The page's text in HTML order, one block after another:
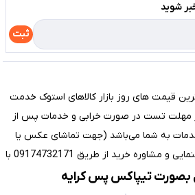
شوید
ثبت
قیمت های روز بازار کالاهای استوک خدمت
همراه با 7 روز مهلت تست در صورت خرابی و خدمات پس از
به شما می‌باشد (جهت تماشای عکس یا
فیلم کالای موردنظرتان، راهنمایی و مشاوره خرید از طریق 09174732171 با
بصورت تیپاکس پس کرایه